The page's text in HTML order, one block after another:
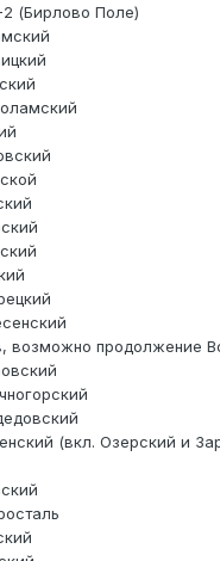
(Бирлово Поле)
возможно продолжение
(вкл. Озерский и